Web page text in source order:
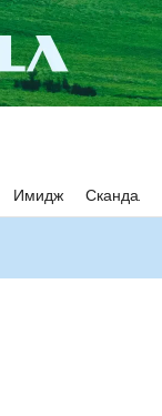
Имидж Скандалы